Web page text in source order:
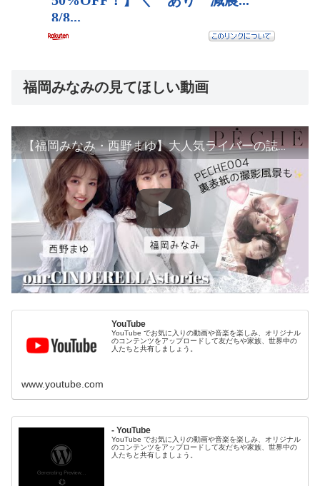
福岡みなみの見てほしい動画
【福岡みなみ・西野まゆ】大人気ライバーの誌面撮影風景👑🤍
YouTube
YouTube でお気に入りの動画や音楽を楽しみ、オリジナル
のコンテンツをアップロードして友だちや家族、世界中の
人たちと共有しましょう。
www.youtube.com
- YouTube
YouTube でお気に入りの動画や音楽を楽しみ、オリジナル
のコンテンツをアップロードして友だちや家族、世界中の
人たちと共有しましょう。